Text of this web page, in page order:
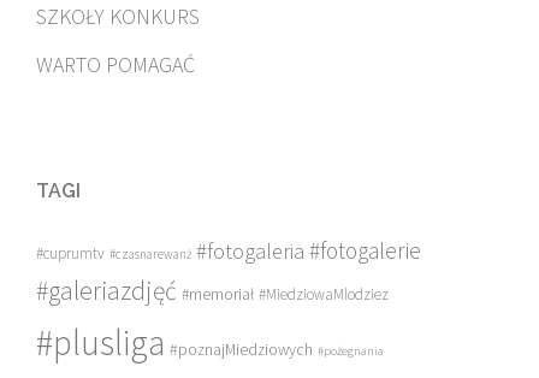
SZKOŁY KONKURS
WARTO POMAGAĆ
TAGI
#cuprumtv #czasnarewanż #fotogaleria #fotogalerie
#galeriazdjęć #memoriał #MiedziowaMlodziez
#plusliga #poznajMiedziowych #pożegnania